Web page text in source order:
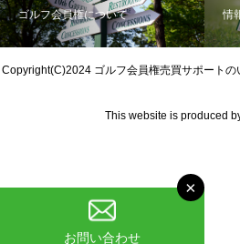
ゴルフ会員権について 情
Copyright(C)2024 ゴルフ会員権売買サポートの
This website is produced
お問い合わせ
×